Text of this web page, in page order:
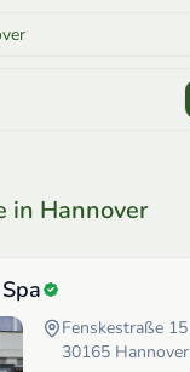
in Hannover
Fenskestraße 15
30165 Hannover